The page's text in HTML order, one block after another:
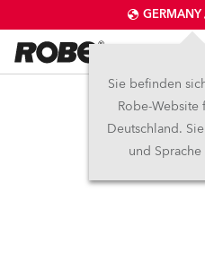
Sie befinden
Robe-Website
Deutschland.
und